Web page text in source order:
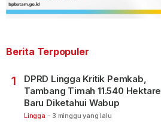
Berita Terpopuler
1
DPRD Lingga Kritik Pemkab,
Tambang Timah 11.540 Hektare
Baru Diketahui Wabup
Lingga - 3 minggu yang lalu